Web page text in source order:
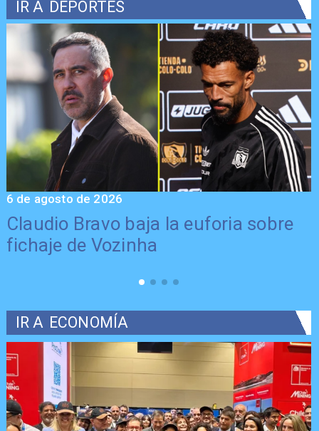
IR A DEPORTES
Claudio Bravo baja la euforia sobre
fichaje de Vozinha
6 de agosto de 2026
IR A ECONOMÍA